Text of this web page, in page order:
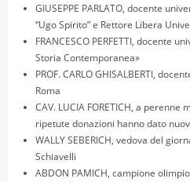
GIUSEPPE PARLATO, docente
“Ugo Spirito” e Rettore Libera
FRANCESCO PERFETTI, docente
Storia Contemporanea»
PROF. CARLO GHISALBERTI,
Roma
CAV. LUCIA FORETICH, a
ripetute donazioni hanno dato
WALLY SEBERICH, vedova del
Schiavelli
ABDON PAMICH, campione